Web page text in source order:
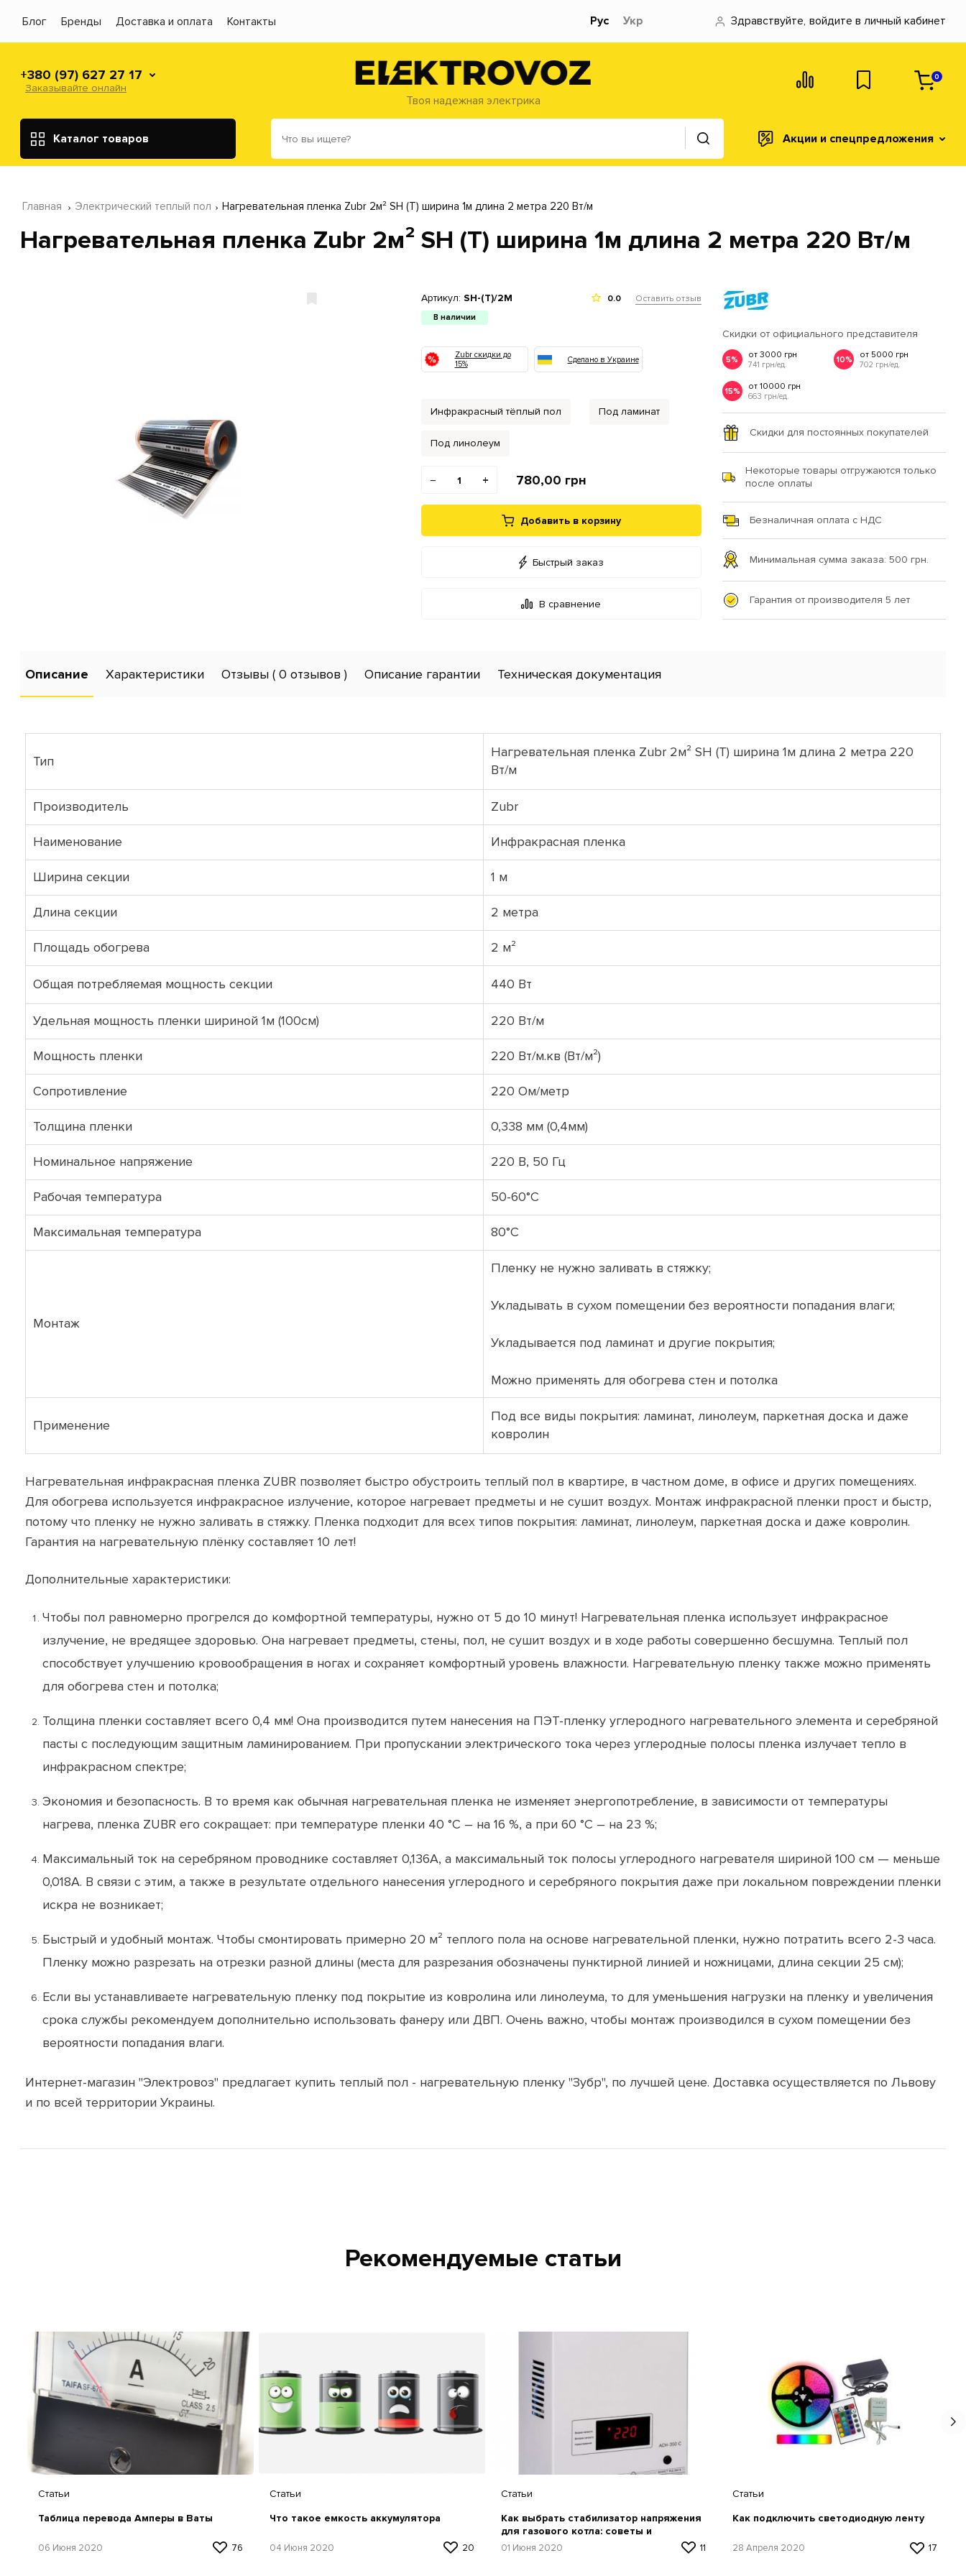
Блог Бренды Доставка и оплата Контакты Рус Укр Здравствуйте, войдите в личный кабинет
+380 (97) 627 27 17
Заказывайте онлайн
Твоя надежная электрика
0
Каталог товаров Акции и спецпредложения
Главная Электрический теплый пол Нагревательная пленка Zubr 2м² SH (T) ширина 1м длина 2 метра 220 Вт/м
Нагревательная пленка Zubr 2м² SH (T) ширина 1м длина 2 метра 220 Вт/м
Артикул: SH-(Т)/2M
В наличии
0.0 Оставить отзыв
Zubr скидки до
15%
Сделано в Украине
Инфракрасный тёплый пол Под ламинат
Под линолеум
− + 780,00 грн
Добавить в корзину
Быстрый заказ
В сравнение
Скидки от официального представителя
5% от 3000 грн
741 грн/ед.
10% от 5000 грн
702 грн/ед.
15% от 10000 грн
663 грн/ед.
Скидки для постоянных покупателей
Некоторые товары отгружаются только
после оплаты
Безналичная оплата с НДС
Минимальная сумма заказа: 500 грн.
Гарантия от производителя 5 лет
Описание Характеристики Отзывы ( 0 отзывов ) Описание гарантии Техническая документация
Тип
Нагревательная пленка Zubr 2м² SH (T) ширина 1м длина 2 метра 220
Вт/м
Производитель Zubr
Наименование Инфракрасная пленка
Ширина секции 1 м
Длина секции 2 метра
Площадь обогрева 2 м²
Общая потребляемая мощность секции 440 Вт
Удельная мощность пленки шириной 1м (100см) 220 Вт/м
Мощность пленки 220 Вт/м.кв (Вт/м²)
Сопротивление 220 Ом/метр
Толщина пленки 0,338 мм (0,4мм)
Номинальное напряжение 220 В, 50 Гц
Рабочая температура 50-60°С
Максимальная температура 80°С
Монтаж
Пленку не нужно заливать в стяжку;
Укладывать в сухом помещении без вероятности попадания влаги;
Укладывается под ламинат и другие покрытия;
Можно применять для обогрева стен и потолка
Применение
Под все виды покрытия: ламинат, линолеум, паркетная доска и даже
ковролин
Нагревательная инфракрасная пленка ZUBR позволяет быстро обустроить теплый пол в квартире, в частном доме, в офисе и других помещениях.
Для обогрева используется инфракрасное излучение, которое нагревает предметы и не сушит воздух. Монтаж инфракрасной пленки прост и быстр,
потому что пленку не нужно заливать в стяжку. Пленка подходит для всех типов покрытия: ламинат, линолеум, паркетная доска и даже ковролин.
Гарантия на нагревательную плёнку составляет 10 лет!
Дополнительные характеристики:
Чтобы пол равномерно прогрелся до комфортной температуры, нужно от 5 до 10 минут! Нагревательная пленка использует инфракрасное
излучение, не вредящее здоровью. Она нагревает предметы, стены, пол, не сушит воздух и в ходе работы совершенно бесшумна. Теплый пол
способствует улучшению кровообращения в ногах и сохраняет комфортный уровень влажности. Нагревательную пленку также можно применять
для обогрева стен и потолка;
Толщина пленки составляет всего 0,4 мм! Она производится путем нанесения на ПЭТ-пленку углеродного нагревательного элемента и серебряной
пасты с последующим защитным ламинированием. При пропускании электрического тока через углеродные полосы пленка излучает тепло в
инфракрасном спектре;
Экономия и безопасность. В то время как обычная нагревательная пленка не изменяет энергопотребление, в зависимости от температуры
нагрева, пленка ZUBR его сокращает: при температуре пленки 40 °С – на 16 %, а при 60 °С – на 23 %;
Максимальный ток на серебряном проводнике составляет 0,136А, а максимальный ток полосы углеродного нагревателя шириной 100 см — меньше
0,018А. В связи с этим, а также в результате отдельного нанесения углеродного и серебряного покрытия даже при локальном повреждении пленки
искра не возникает;
Быстрый и удобный монтаж. Чтобы смонтировать примерно 20 м² теплого пола на основе нагревательной пленки, нужно потратить всего 2-3 часа.
Пленку можно разрезать на отрезки разной длины (места для разрезания обозначены пунктирной линией и ножницами, длина секции 25 см);
Если вы устанавливаете нагревательную пленку под покрытие из ковролина или линолеума, то для уменьшения нагрузки на пленку и увеличения
срока службы рекомендуем дополнительно использовать фанеру или ДВП. Очень важно, чтобы монтаж производился в сухом помещении без
вероятности попадания влаги.
Интернет-магазин "Электровоз" предлагает купить теплый пол - нагревательную пленку "Зубр", по лучшей цене. Доставка осуществляется по Львову
и по всей территории Украины.
Рекомендуемые статьи
Статьи
Таблица перевода Амперы в Ваты
06 Июня 2020 76
Статьи
Что такое емкость аккумулятора
04 Июня 2020 20
Статьи
Как выбрать стабилизатор напряжения
для газового котла: советы и
рекомендации по выбору
01 Июня 2020 11
Статьи
Как подключить светодиодную ленту
28 Апреля 2020 17